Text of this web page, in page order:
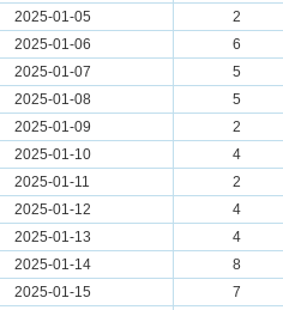
2025-01-05
2
2025-01-06
6
2025-01-07
5
2025-01-08
5
2025-01-09
2
2025-01-10
4
2025-01-11
2
2025-01-12
4
2025-01-13
4
2025-01-14
8
2025-01-15
7